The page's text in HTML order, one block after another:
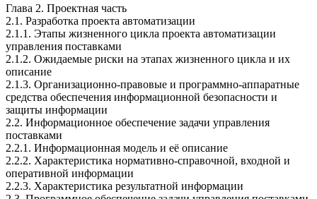
Глава 2. Проектная часть
2.1. Разработка проекта автоматизации
2.1.1. Этапы жизненного цикла проекта автоматизации
управления поставками
2.1.2. Ожидаемые риски на этапах жизненного цикла и их
описание
2.1.3. Организационно-правовые и программно-аппаратные
средства обеспечения информационной безопасности и
защиты информации
2.2. Информационное обеспечение задачи управления
поставками
2.2.1. Информационная модель и её описание
2.2.2. Характеристика нормативно-справочной, входной и
оперативной информации
2.2.3. Характеристика результатной информации